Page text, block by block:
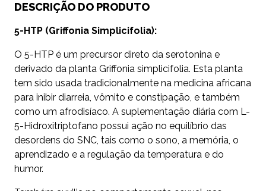
DESCRIÇÃO DO PRODUTO
5-HTP (Griffonia Simplicifolia):
O 5-HTP é um precursor direto da serotonina e
derivado da planta Griffonia simplicifolia. Esta planta
tem sido usada tradicionalmente na medicina africana
para inibir diarreia, vômito e constipação, e também
como um afrodisíaco. A suplementação diária com L-
5-Hidroxitriptofano possui ação no equilíbrio das
desordens do SNC, tais como o sono, a memória, o
aprendizado e a regulação da temperatura e do
humor.